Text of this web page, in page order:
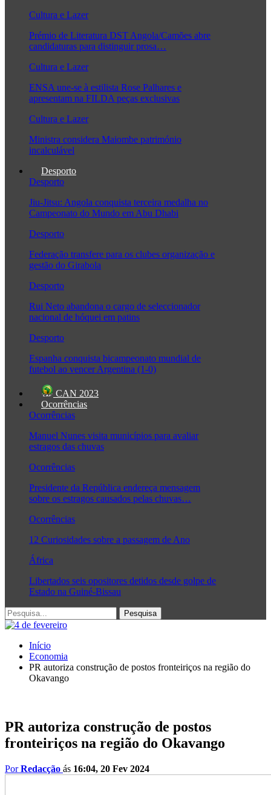
Cultura e Lazer
Prémio de Literatura DST Angola/Camões abre
candidaturas para distinguir prosa…
Cultura e Lazer
ENSA une-se à estilista Rose Palhares e
apresentam na FILDA peças exclusivas
Cultura e Lazer
Ministra considera Maiombe património
incalculável
Desporto
Desporto
Jiu-Jitsu: Angola conquista terceira medalha no
Campeonato do Mundo em Abu Dhabi
Desporto
Federação transfere para os clubes organização e
gestão do Girabola
Desporto
Rui Neto abandona o cargo de seleccionador
nacional de hóquei em patins
Desporto
Espanha conquista bicampeonato mundial de
futebol ao vencer Argentina (1-0)
CAN 2023
Ocorrências
Ocorrências
Manuel Nunes visita municípios para avaliar
estragos das chuvas
Ocorrências
Presidente da República endereça mensagem
sobre os estragos causados pelas chuvas…
Ocorrências
12 Curiosidades sobre a passagem de Ano
África
Libertados seis opositores detidos desde golpe de
Estado na Guiné-Bissau
Início
Economia
PR autoriza construção de postos fronteiriços na região do
Okavango
PR autoriza construção de postos
fronteiriços na região do Okavango
PorRedacção ás 16:04, 20 Fev 2024